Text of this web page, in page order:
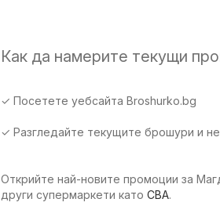
Как да намерите текущи
✓ Посетете уебсайта Broshurko.bg
✓ Разгледайте текущите брошури и
Открийте най-новите промоции за
други супермаркети като CBA.